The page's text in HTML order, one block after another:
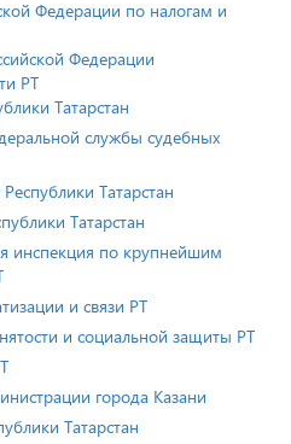
Федерации по налогам и
Федерации
РТ
Татарстан
службы судебных
Татарстан
Татарстан
инспекция по крупнейшим
и связи РТ
и социальной защиты РТ
города Казани
Татарстан